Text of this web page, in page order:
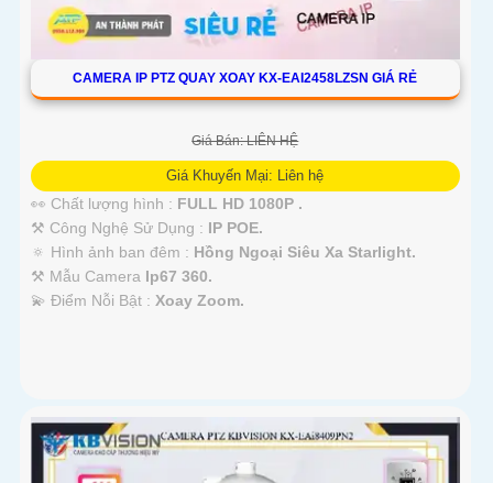
CAMERA IP PTZ QUAY XOAY KX-EAI2458LZSN GIÁ RẺ
Giá Bán: LIÊN HỆ
Giá Khuyến Mại: Liên hệ
👀 Chất lượng hình : FULL HD 1080P .
⚒ Công Nghệ Sử Dụng : IP POE.
🔅 Hình ảnh ban đêm : Hồng Ngoại Siêu Xa Starlight.
⚒ Mẫu Camera Ip67 360.
️💫 Điểm Nỗi Bật : Xoay Zoom.